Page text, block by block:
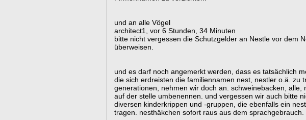
und an alle Vögel
architect1, vor 6 Stunden, 34 Minuten
bitte nicht vergessen die Schutzgelder an Nestle vor dem
überweisen.
und es darf noch angemerkt werden, dass es tatsächlich
die sich erdreisten die familiennamen nest, nestler o.ä. zu
generationen, nehmen wir doch an. schweinebacken, alle,
auf der stelle umbenennen. und vergessen wir auch bitte
diversen kinderkrippen und -gruppen, die ebenfalls ein
tragen. nesthäkchen sofort raus aus dem sprachgebrauch.